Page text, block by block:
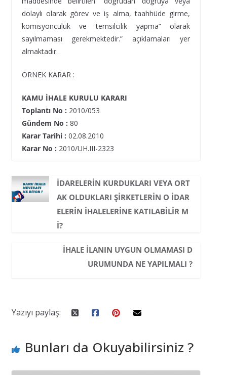
dolaylı olarak görev ve iş alma, taahhüde girme,
komisyonculuk ve temsilcilik yapma” olarak
sayılmaması gerekmektedir.” açıklamaları yer
almaktadır.
ÖRNEK KARAR :
KAMU İHALE KURULU KARARI
Toplantı No : 2010/053
Gündem No : 80
Karar Tarihi : 02.08.2010
Karar No : 2010/UH.III-2323
İDARELERIN KURDUKLARI VEYA ORT
AK OLDUKLARI ŞIRKETLERIN O IDAR
ELERIN IHALELERINE KATILABILIR M
I?
İHALE ILANIN UYGUN OLMAMASI D
URUMUNDA NE YAPILMALI ?
Yazıyı paylaş:
Bunları da Okuyabilirsiniz ?